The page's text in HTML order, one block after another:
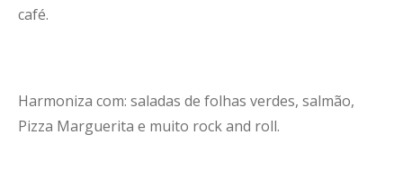
café.
Harmoniza com: saladas de folhas verdes, salmão,
Pizza Marguerita e muito rock and roll.